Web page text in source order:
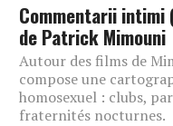
Commentarii
de Patrick Mimouni
Autour des films de
compose une
homosexuel : clubs,
fraternités nocturnes.